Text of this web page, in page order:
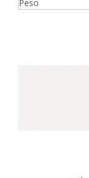
Peso